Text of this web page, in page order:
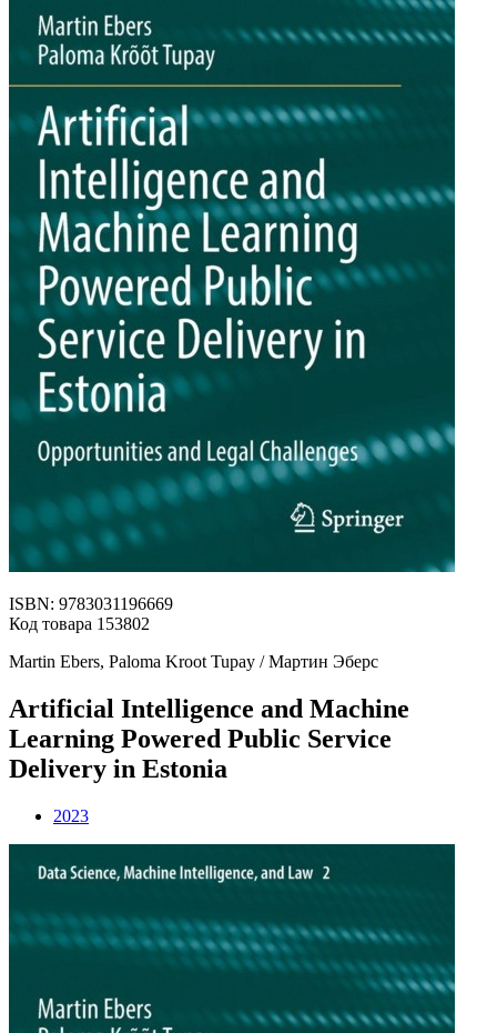
ISBN: 9783031196669
Код товара 153802
Martin Ebers, Paloma Kroot Tupay / Мартин Эберс
Artificial Intelligence and Machine
Learning Powered Public Service
Delivery in Estonia
2023